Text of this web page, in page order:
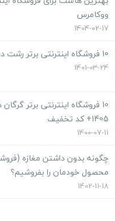
ووکامرس
1404-02-17
10 فروشگاه اینترنتی برتر رشت در سال 1405
1401-03-24
10 فروشگاه اینترنتی برتر
1405+ کد تخفیف
1400-07-11
چگونه بدون داشتن مغازه
محصول خودمان را بفروشیم؟
1402-11-18